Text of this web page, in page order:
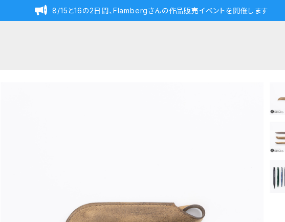
8/15と16の2日間、Flambergさんの作品販売イベントを開催します